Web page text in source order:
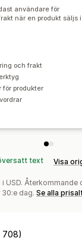
användare för
när en produkt säljs
och frakt
för produkter
text Visa
USD.
dag. Se alla
708)